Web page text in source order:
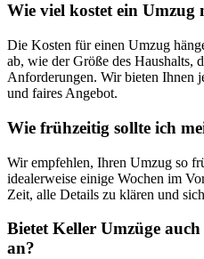
Wie viel kostet ein Umzug
Die Kosten für einen Umzug
ab, wie der Größe des Haushalts,
Anforderungen. Wir bieten Ihnen
und faires Angebot.
Wie frühzeitig sollte ich
Wir empfehlen, Ihren Umzug so
idealerweise einige Wochen im
Zeit, alle Details zu klären und
Bietet Keller Umzüge
an?